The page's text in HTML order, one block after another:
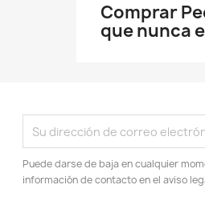
Comprar
que nunca
Puede darse de baja en cualquier
información de contacto en el aviso